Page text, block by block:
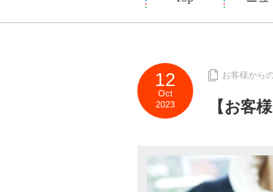
12
Oct
2023
お客様から
【お客